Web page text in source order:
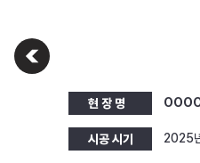
현 장 명
시공 시기 2025